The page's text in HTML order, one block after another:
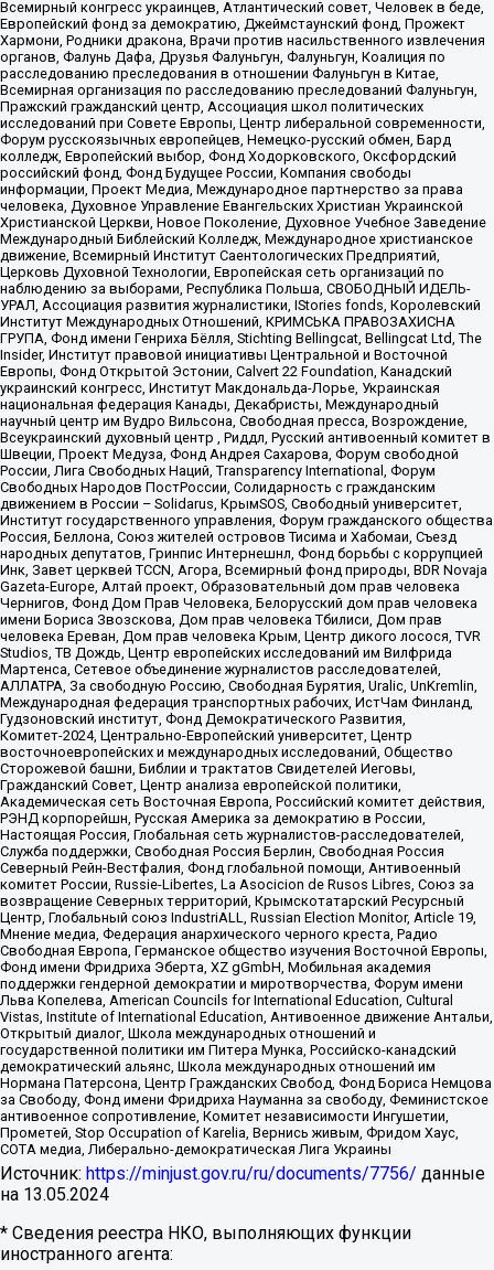
Всемирный конгресс украинцев, Атлантический совет, Человек в беде,
Европейский фонд за демократию, Джеймстаунский фонд, Прожект
Хармони, Родники дракона, Врачи против насильственного извлечения
органов, Фалунь Дафа, Друзья Фалуньгун, Фалуньгун, Коалиция по
расследованию преследования в отношении Фалуньгун в Китае,
Всемирная организация по расследованию преследований Фалуньгун,
Пражский гражданский центр, Ассоциация школ политических
исследований при Совете Европы, Центр либеральной современности,
Форум русскоязычных европейцев, Немецко-русский обмен, Бард
колледж, Европейский выбор, Фонд Ходорковского, Оксфордский
российский фонд, Фонд Будущее России, Компания свободы
информации, Проект Медиа, Международное партнерство за права
человека, Духовное Управление Евангельских Христиан Украинской
Христианской Церкви, Новое Поколение, Духовное Учебное Заведение
Международный Библейский Колледж, Международное христианское
движение, Всемирный Институт Саентологических Предприятий,
Церковь Духовной Технологии, Европейская сеть организаций по
наблюдению за выборами, Республика Польша, СВОБОДНЫЙ ИДЕЛЬ-
УРАЛ, Ассоциация развития журналистики, IStories fonds, Королевский
Институт Международных Отношений, КРИМСЬКА ПРАВОЗАХИСНА
ГРУПА, Фонд имени Генриха Бёлля, Stichting Bellingcat, Bellingcat Ltd, The
Insider, Институт правовой инициативы Центральной и Восточной
Европы, Фонд Открытой Эстонии, Calvert 22 Foundation, Канадский
украинский конгресс, Институт Макдональда-Лорье, Украинская
национальная федерация Канады, Декабристы, Международный
научный центр им Вудро Вильсона, Свободная пресса, Возрождение,
Всеукраинский духовный центр , Риддл, Русский антивоенный комитет в
Швеции, Проект Медуза, Фонд Андрея Сахарова, Форум свободной
России, Лига Свободных Наций, Transparеncy International, Форум
Свободных Народов ПостРоссии, Солидарность с гражданским
движением в России – Solidarus, КрымSOS, Свободный университет,
Институт государственного управления, Форум гражданского общества
Россия, Беллона, Союз жителей островов Тисима и Хабомаи, Съезд
народных депутатов, Гринпис Интернешнл, Фонд борьбы с коррупцией
Инк, Завет церквей TCCN, Агора, Всемирный фонд природы, BDR Novaja
Gazeta-Europe, Алтай проект, Образовательный дом прав человека
Чернигов, Фонд Дом Прав Человека, Белорусский дом прав человека
имени Бориса Звозскова, Дом прав человека Тбилиси, Дом прав
человека Ереван, Дом прав человека Крым, Центр дикого лосося, TVR
Studios, ТВ Дождь, Центр европейских исследований им Вилфрида
Мартенса, Сетевое объединение журналистов расследователей,
АЛЛАТРА, За свободную Россию, Свободная Бурятия, Uralic, UnKremlin,
Международная федерация транспортных рабочих, ИстЧам Финланд,
Гудзоновский институт, Фонд Демократического Развития,
Комитет-2024, Центрально-Европейский университет, Центр
восточноевропейских и международных исследований, Общество
Сторожевой башни, Библии и трактатов Свидетелей Иеговы,
Гражданский Совет, Центр анализа европейской политики,
Академическая сеть Восточная Европа, Российский комитет действия,
РЭНД корпорейшн, Русская Америка за демократию в России,
Настоящая Россия, Глобальная сеть журналистов-расследователей,
Служба поддержки, Свободная Россия Берлин, Свободная Россия
Северный Рейн-Вестфалия, Фонд глобальной помощи, Антивоенный
комитет России, Russie-Libertes, La Asocicion de Rusos Libres, Союз за
возвращение Северных территорий, Крымскотатарский Ресурсный
Центр, Глобальный союз IndustriALL, Russian Election Monitor, Article 19,
Мнение медиа, Федерация анархического черного креста, Радио
Свободная Европа, Германское общество изучения Восточной Европы,
Фонд имени Фридриха Эберта, XZ gGmbH, Мобильная академия
поддержки гендерной демократии и миротворчества, Форум имени
Льва Копелева, American Councils for International Education, Cultural
Vistas, Institute of International Education, Антивоенное движение Антальи,
Открытый диалог, Школа международных отношений и
государственной политики им Питера Мунка, Российско-канадский
демократический альянс, Школа международных отношений им
Нормана Патерсона, Центр Гражданских Свобод, Фонд Бориса Немцова
за Свободу, Фонд имени Фридриха Науманна за свободу, Феминистское
антивоенное сопротивление, Комитет независимости Ингушетии,
Прометей, Stop Occupation of Karelia, Вернись живым, Фридом Хаус,
СОТА медиа, Либерально-демократическая Лига Украины
Источник: https://minjust.gov.ru/ru/documents/7756/ данные
на 13.05.2024
* Сведения реестра НКО, выполняющих функции
иностранного агента: